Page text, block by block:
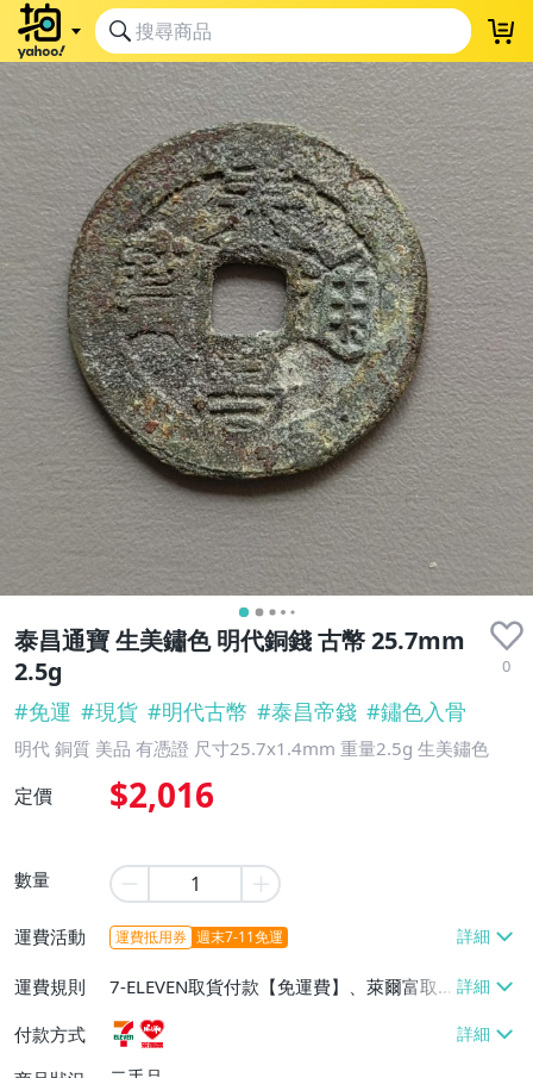
泰昌通寶 生美鏽色 明代銅錢 古幣 25.7mm
2.5g
0
#免運 #現貨 #明代古幣 #泰昌帝錢 #鏽色入骨
明代 銅質 美品 有憑證 尺寸25.7x1.4mm 重量2.5g 生美鏽色
定價 $2,016
數量
運費活動 運費抵用券 週末7-11免運
運費規則
7-ELEVEN取貨付款【免運費】、萊爾富取
貨付款【免運費】
付款方式